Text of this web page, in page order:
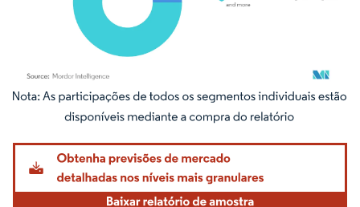
Imagem © Mordor Intelligence. O reuso requer atribuição conforme CC BY 4.0.